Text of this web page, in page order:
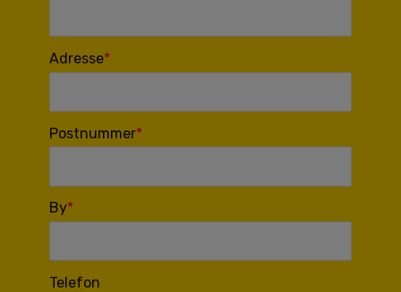
Adresse
Postnummer
By
Telefon